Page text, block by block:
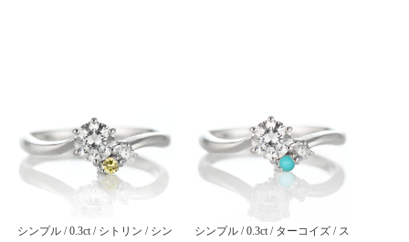
シンプル / 0.3ct / シトリン / シン
シンプル / 0.3ct / ターコイズ / ス